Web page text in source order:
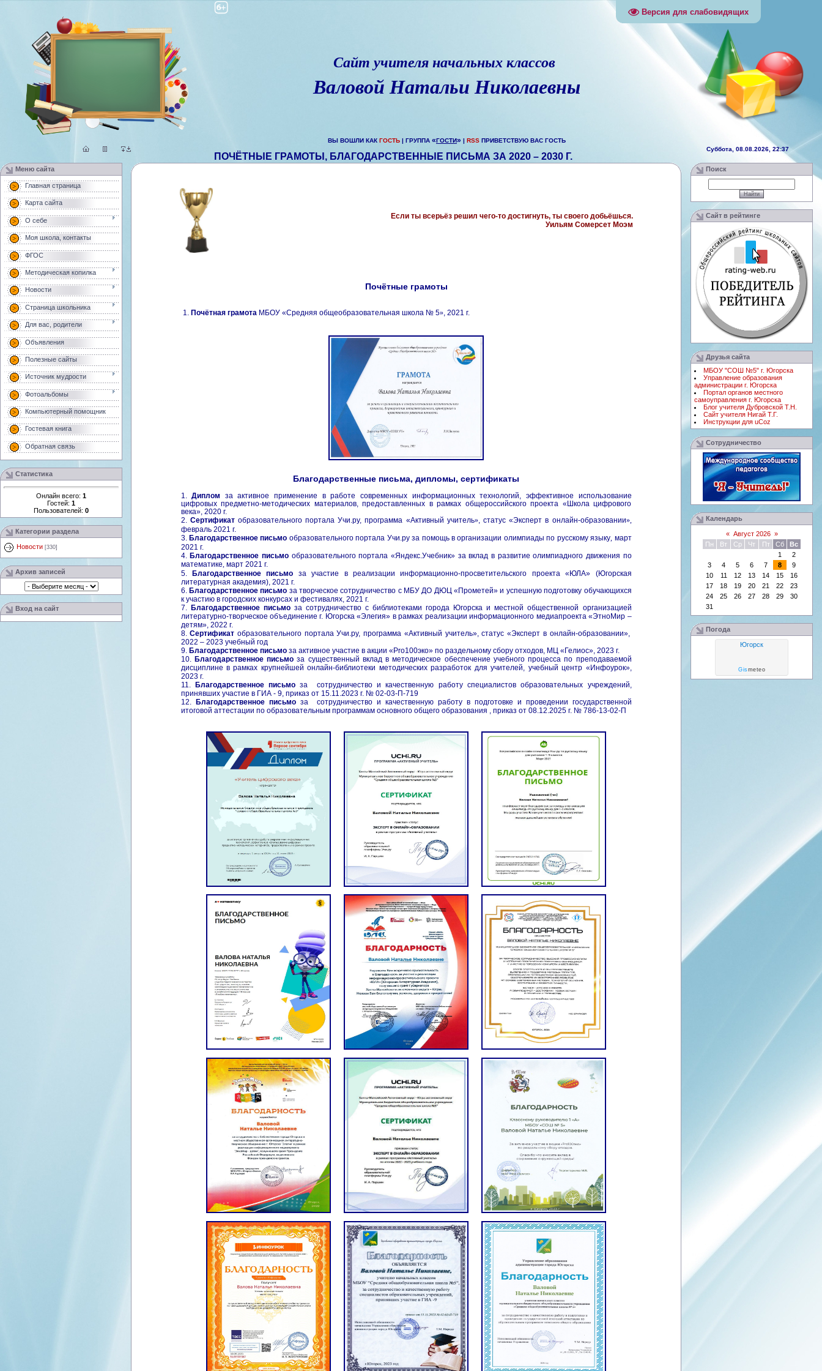
Версия для слабовидящих
Сайт учителя начальных классов
Валовой Натальи Николаевны
ВЫ ВОШЛИ КАК ГОСТЬ | ГРУППА «ГОСТИ» | RSS ПРИВЕТСТВУЮ ВАС ГОСТЬ
ПОЧЁТНЫЕ ГРАМОТЫ, БЛАГОДАРСТВЕННЫЕ ПИСЬМА ЗА 2020 – 2030 Г.
Суббота, 08.08.2026, 22:37
Меню сайта
Главная страница
Карта сайта
О себе
Моя школа, контакты
ФГОС
Методическая копилка
Новости
Страница школьника
Для вас, родители
Объявления
Полезные сайты
Источник мудрости
Фотоальбомы
Компьютерный помощник
Гостевая книга
Обратная связь
Статистика
Онлайн всего: 1
Гостей: 1
Пользователей: 0
Категории раздела
Новости [330]
Архив записей
Вход на сайт
Если ты всерьёз решил чего-то достигнуть, ты своего добьёшься.
Уильям Сомерсет Моэм
Почётные грамоты
1. Почётная грамота МБОУ «Средняя общеобразовательная школа № 5», 2021 г.
Благодарственные письма, дипломы, сертификаты
1. Диплом за активное применение в работе современных информационных технологий, эффективное использование
цифровых предметно-методических материалов, предоставленных в рамках общероссийского проекта «Школа цифрового
века», 2020 г.
2. Сертификат образовательного портала Учи.ру, программа «Активный учитель», статус «Эксперт в онлайн-образовании»,
февраль 2021 г.
3. Благодарственное письмо образовательного портала Учи.ру за помощь в организации олимпиады по русскому языку, март
2021 г.
4. Благодарственное письмо образовательного портала «Яндекс.Учебник»за вклад в развитие олимпиадного движения по
математике, март 2021 г.
5.
Благодарственное письмо за участие в реализации информационно-просветительского проекта« ЮЛА» (Югорская
литературная академия), 2021 г.
6. Благодарственное письмо за творческое сотрудничество с МБУ ДО ДЮЦ« Прометей» и успешную подготовку обучающихся
к участию в городских конкурсах и фестивалях, 2021 г.
7.Благодарственное письмо за сотрудничество с библиотеками города Югорска и местной общественной организацией
литературно-творческое объединение г. Югорска «Элегия» в рамках реализации информационного медиапроекта «ЭтноМир –
детям», 2022 г.
8.Сертификат образовательного портала Учи.ру, программа «Активный учитель», статус «Эксперт в онлайн-образовании»,
2022 – 2023 учебный год
9.Благодарственное письмо за активное участие в акции « Pro100эко» по раздельному сбору отходов, МЦ «Гелиос», 2023 г.
10.Благодарственное письмо за существенный вклад в методическое обеспечение учебного процесса по преподаваемой
дисциплине в рамках крупнейшей онлайн-библиотеки методических разработок для учителей, учебный центр «Инфоурок»,
2023 г.
11.Благодарственное письмо за сотрудничество и качественную работу специалистов образовательных учреждений,
принявших участие в ГИА - 9, приказ от 15.11.2023 г. № 02-03-П-719
12.Благодарственное письмо за сотрудничество и качественную работу в подготовке и проведении государственной
итоговой аттестации по образовательным программам основного общего образования , приказ от 08.12.2025 г. № 786-13-02-П
Поиск
Сайт в рейтинге
Друзья сайта
МБОУ "СОШ №5" г. Югорска
Управление образования
администрации г. Югорска
Портал органов местного
самоуправления г. Югорска
Блог учителя Дубровской Т.Н.
Сайт учителя Нигай Т.Г.
Инструкции для uCoz
Сотрудничество
Календарь
« Август 2026 »
Пн
Вт Ср Чт Пт Сб
Вс
1
2
3
4 5 6 7 8
9
10
11 12 13 14 15
16
17
18 19 20 21 22
23
24
25 26 27 28 29
30
31
Погода
Югорск
Gismeteo